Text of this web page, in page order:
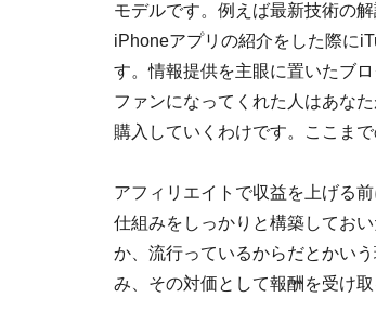
モデルです。例えば最新技術の
iPhoneアプリの紹介をした際に
す。情報提供を主眼に置いたブ
ファンになってくれた人はあな
購入していくわけです。ここま
アフィリエイトで収益を上げる
仕組みをしっかりと構築してお
か、流行っているからだとかい
み、その対価として報酬を受け